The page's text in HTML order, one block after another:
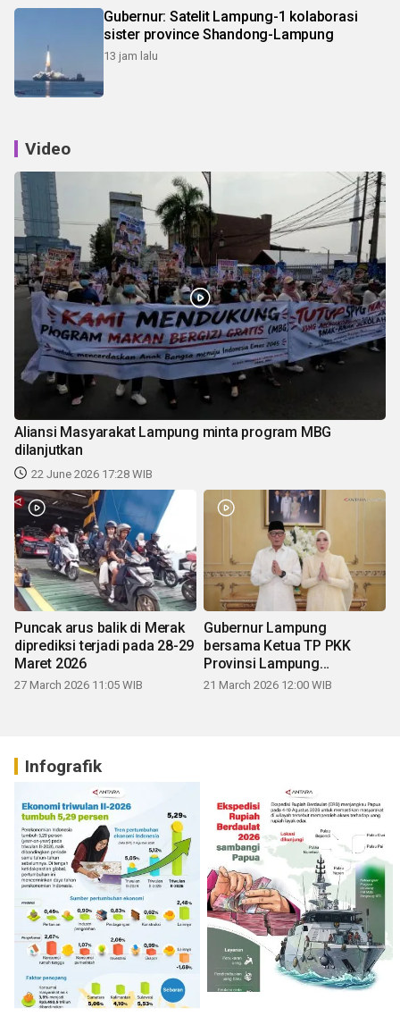
Gubernur: Satelit Lampung-1 kolaborasi
sister province Shandong-Lampung
13 jam lalu
Video
Aliansi Masyarakat Lampung minta program MBG
dilanjutkan
22 June 2026 17:28 WIB
Puncak arus balik di Merak
diprediksi terjadi pada 28-29
Maret 2026
27 March 2026 11:05 WIB
Gubernur Lampung
bersama Ketua TP PKK
Provinsi Lampung
mengucapkan Selamat Hari
21 March 2026 12:00 WIB
Infografik